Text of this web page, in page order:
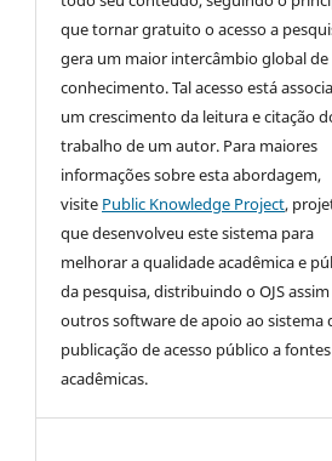
que tornar gratuito o acesso a
gera um maior intercâmbio global de
conhecimento. Tal acesso está
um crescimento da leitura e citação
trabalho de um autor. Para maiores
informações sobre esta abordagem,
visite Public Knowledge Project,
que desenvolveu este sistema para
melhorar a qualidade acadêmica e
da pesquisa, distribuindo o OJS
outros software de apoio ao sistema
publicação de acesso público a fontes
acadêmicas.